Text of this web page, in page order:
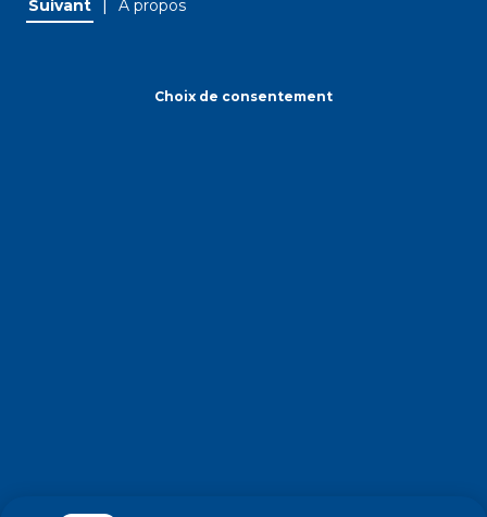
Suivant À propos
Choix de consentement